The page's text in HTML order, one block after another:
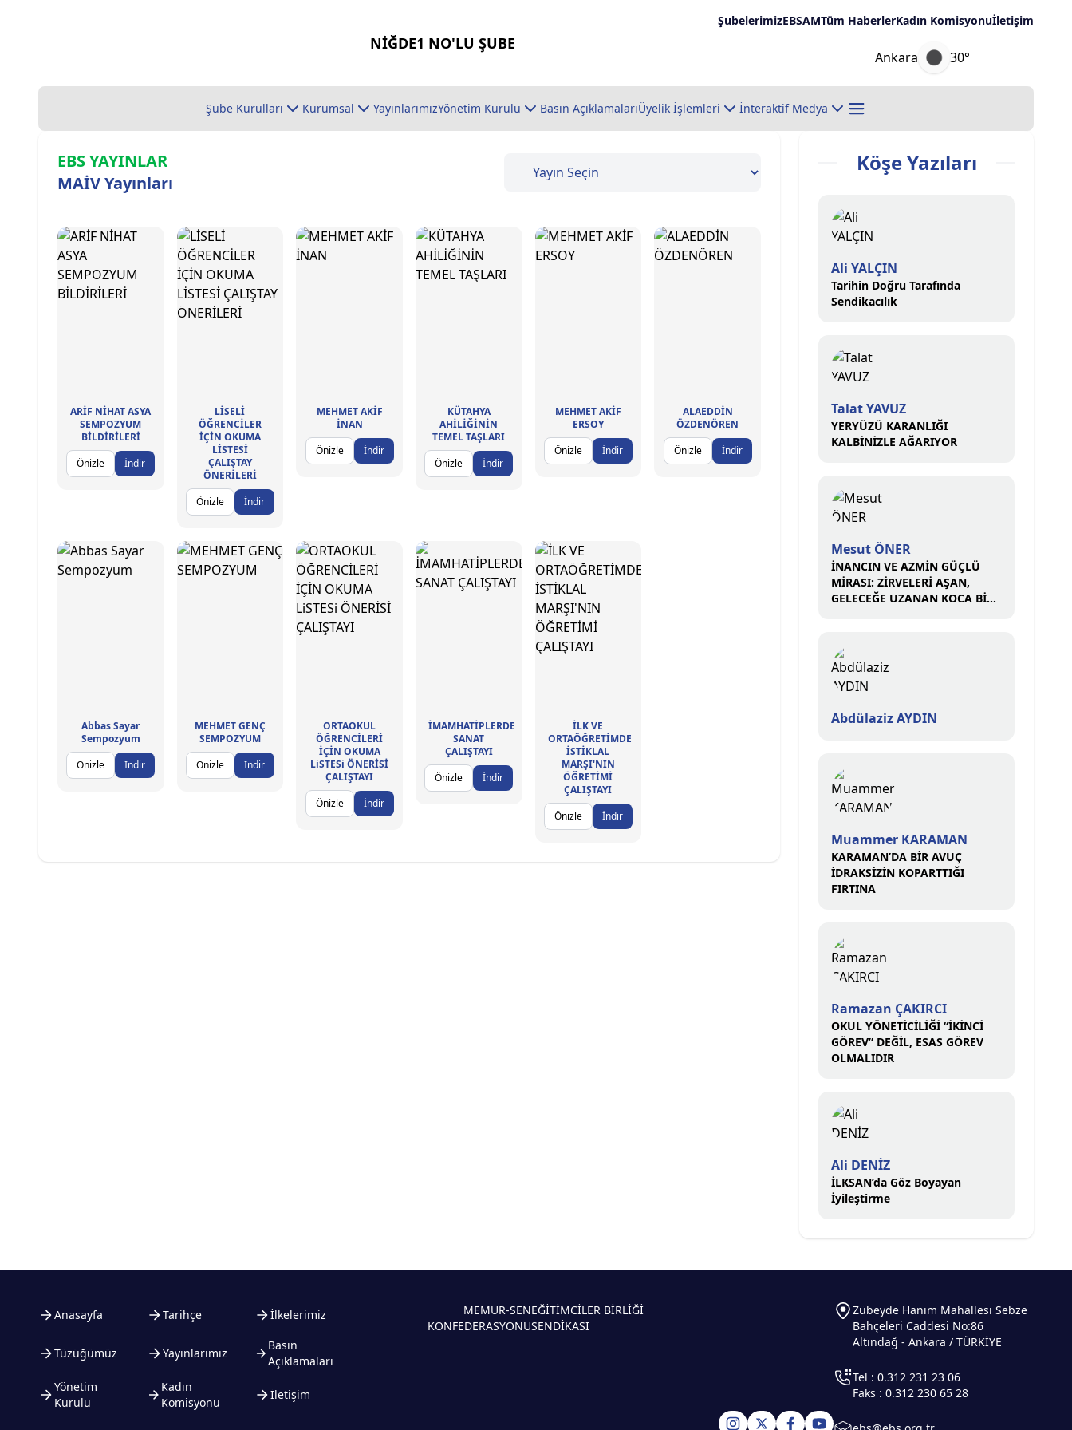
NİĞDE1 NO'LU ŞUBE
ŞubelerimizEBSAMTüm HaberlerKadın Komisyonuİletişim
Ankara 30°
Şube Kurulları Kurumsal YayınlarımızYönetim Kurulu Basın AçıklamalarıÜyelik İşlemleri İnteraktif Medya
EBS YAYINLAR
MAİV Yayınları
ARİF NİHAT ASYA
SEMPOZYUM
BİLDİRİLERİ
Önizle
İndir
LİSELİ
ÖĞRENCİLER
İÇİN OKUMA
LİSTESİ
ÇALIŞTAY
ÖNERİLERİ
Önizle
İndir
MEHMET AKİF
İNAN
Önizle
İndir
KÜTAHYA
AHİLİĞİNİN
TEMEL TAŞLARI
Önizle
İndir
MEHMET AKİF
ERSOY
Önizle
İndir
ALAEDDİN
ÖZDENÖREN
Önizle
İndir
Abbas Sayar
Sempozyum
Önizle
İndir
MEHMET GENÇ
SEMPOZYUM
Önizle
İndir
ORTAOKUL
ÖĞRENCİLERİ
İÇİN OKUMA
LiSTESi ÖNERİSİ
ÇALIŞTAYI
Önizle
İndir
İMAMHATİPLERDE
SANAT
ÇALIŞTAYI
Önizle
İndir
İLK VE
ORTAÖĞRETİMDE
İSTİKLAL
MARŞI'NIN
ÖĞRETİMİ
ÇALIŞTAYI
Önizle
İndir
Köşe Yazıları
Ali YALÇIN
Tarihin Doğru Tarafında
Sendikacılık
Talat YAVUZ
YERYÜZÜ KARANLIĞI
KALBİNİZLE AĞARIYOR
Mesut ÖNER
İNANCIN VE AZMİN GÜÇLÜ
MİRASI: ZİRVELERİ AŞAN,
GELECEĞE UZANAN KOCA BİR
Abdülaziz AYDIN
Muammer KARAMAN
KARAMAN’DA BİR AVUÇ
İDRAKSİZİN KOPARTTIĞI
FIRTINA
Ramazan ÇAKIRCI
OKUL YÖNETİCİLİĞİ “İKİNCİ
GÖREV” DEĞİL, ESAS GÖREV
OLMALIDIR
Ali DENİZ
İLKSAN’da Göz Boyayan
İyileştirme
Anasayfa Tarihçe İlkelerimiz
Tüzüğümüz Yayınlarımız
Basın
Açıklamaları
Yönetim
Kurulu
Kadın
Komisyonu
İletişim
MEMUR-SEN
KONFEDERASYONU
EĞİTİMCİLER BİRLİĞİ
SENDİKASI
Zübeyde Hanım Mahallesi Sebze
Bahçeleri Caddesi No:86
Altındağ - Ankara / TÜRKİYE
Tel : 0.312 231 23 06
Faks : 0.312 230 65 28